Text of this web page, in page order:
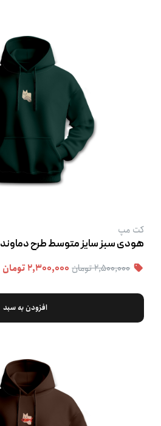
کت‌ مپ
هودی سبز سایز متوسط طرح دماوند
۲,۵۰۰,۰۰۰ تومان ۲,۳۰۰,۰۰۰ تومان
افزودن به سبد